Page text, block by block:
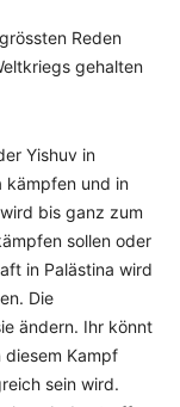
Reden
gehalten
Yishuv in
kämpfen und in
bis ganz zum
sollen oder
in Palästina wird
Die
ändern. Ihr könnt
diesem Kampf
sein wird.